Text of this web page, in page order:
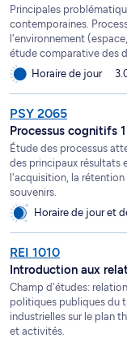
Principales
contemporaines.
l'environnement
étude comparative des
Horaire de jour
PSY 2065
Processus cognitifs 1
Étude des processus
des principaux résultats
l'acquisition, la
souvenirs.
Horaire de jour et
REI 1010
Introduction aux
Champ d'études:
politiques publiques du
industrielles sur le plan
et activités.